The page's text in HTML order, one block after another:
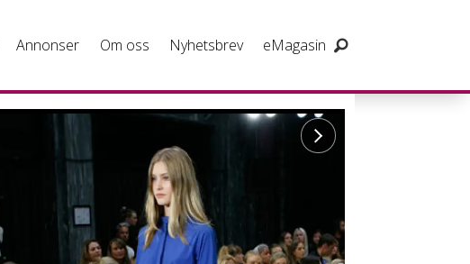
Annonser Om oss Nyhetsbrev eMagasin